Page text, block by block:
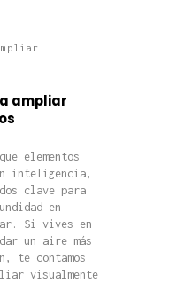
ampliar
elementos
inteligencia,
clave para
en
Si vives en
un aire más
te contamos
visualmente